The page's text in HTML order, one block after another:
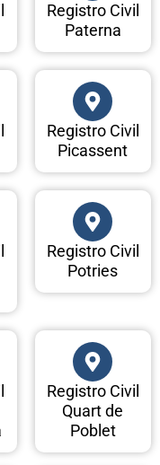
Registro Civil
Paterna
Registro Civil
Picassent
Registro Civil
Potries
Registro Civil
Quart de
Poblet